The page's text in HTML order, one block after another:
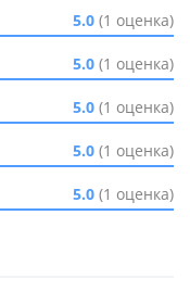
5.0 (1 оценка)
5.0 (1 оценка)
5.0 (1 оценка)
5.0 (1 оценка)
5.0 (1 оценка)